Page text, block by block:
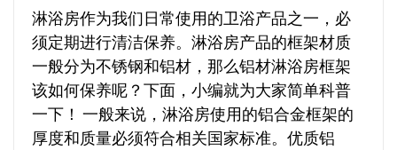
淋浴房作为我们日常使用的卫浴产品之一，必
须定期进行清洁保养。淋浴房产品的框架材质
一般分为不锈钢和铝材，那么铝材淋浴房框架
该如何保养呢？下面，小编就为大家简单科普
一下！ 一般来说，淋浴房使用的铝合金框架的
厚度和质量必须符合相关国家标准。优质铝